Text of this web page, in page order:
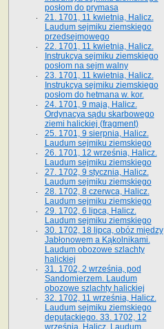
posłom do prymasa
21. 1701, 11 kwietnia, Halicz.
Laudum sejmiku ziemskiego
przedsejmowego
22. 1701, 11 kwietnia, Halicz.
Instrukcya sejmiku ziemskiego
posłom na sejm walny
23. 1701, 11 kwietnia, Halicz.
Instrukcya sejmiku ziemskiego
posłom do hetmana w. kor.
24. 1701, 9 maja, Halicz.
Ordynacya sądu skarbowego
ziemi halickiej (fragment)
25. 1701, 9 sierpnia, Halicz.
Laudum sejmiku ziemskiego
26. 1701, 12 września, Halicz.
Laudum sejmiku ziemskiego
27. 1702, 9 stycznia, Halicz.
Laudum sejmiku ziemskiego
28. 1702, 8 czerwca, Halicz.
Laudum sejmiku ziemskiego
29. 1702, 6 lipca, Halicz.
Laudum sejmiku ziemskiego
30. 1702, 18 lipca, obóz między
Jabłonowem a Kąkolnikami.
Laudum obozowe szlachty
halickiej
31. 1702, 2 września, pod
Sandomierzem. Laudum
obozowe szlachty halickiej
32. 1702, 11 września, Halicz.
Laudum sejmiku ziemskiego
deputackiego. 33. 1702, 12
września, Halicz. Laudum